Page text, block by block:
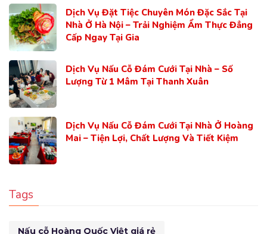
Dịch Vụ Đặt Tiệc Chuyên Món Đặc Sắc Tại
Nhà Ở Hà Nội – Trải Nghiệm Ẩm Thực Đẳng
Cấp Ngay Tại Gia
Dịch Vụ Nấu Cỗ Đám Cưới Tại Nhà – Số
Lượng Từ 1 Mâm Tại Thanh Xuân
Dịch Vụ Nấu Cỗ Đám Cưới Tại Nhà Ở Hoàng
Mai – Tiện Lợi, Chất Lượng Và Tiết Kiệm
Tags
Nấu cỗ Hoàng Quốc Việt giá rẻ